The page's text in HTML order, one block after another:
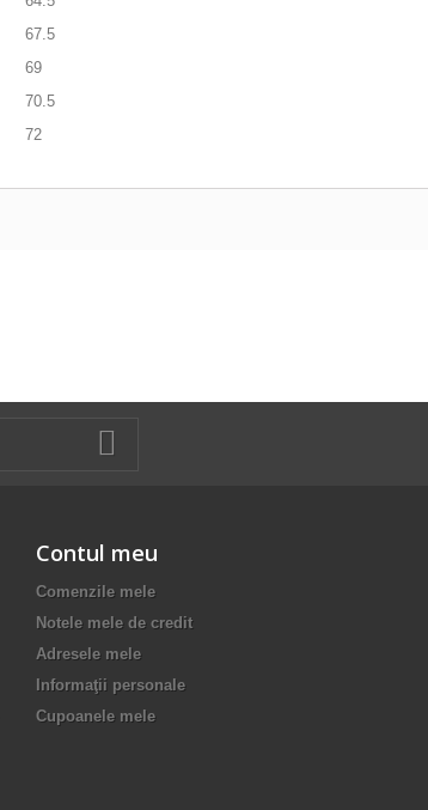
67.5
69
70.5
72
Contul meu
Comenzile mele
Notele mele de credit
Adresele mele
Informaţii personale
Cupoanele mele